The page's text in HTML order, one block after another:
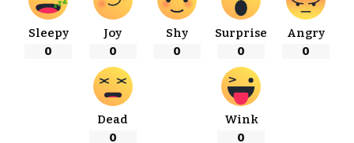
Sleepy
0
Joy
0
Shy
0
Surprise
0
Angry
0
Dead
0
Wink
0